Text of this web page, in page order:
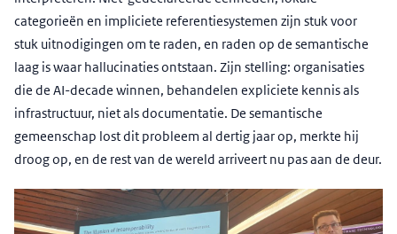
categorieën en impliciete referentiesystemen zijn stuk voor
stuk uitnodigingen om te raden, en raden op de semantische
laag is waar hallucinaties ontstaan. Zijn stelling: organisaties
die de AI-decade winnen, behandelen expliciete kennis als
infrastructuur, niet als documentatie. De semantische
gemeenschap lost dit probleem al dertig jaar op, merkte hij
droog op, en de rest van de wereld arriveert nu pas aan de deur.